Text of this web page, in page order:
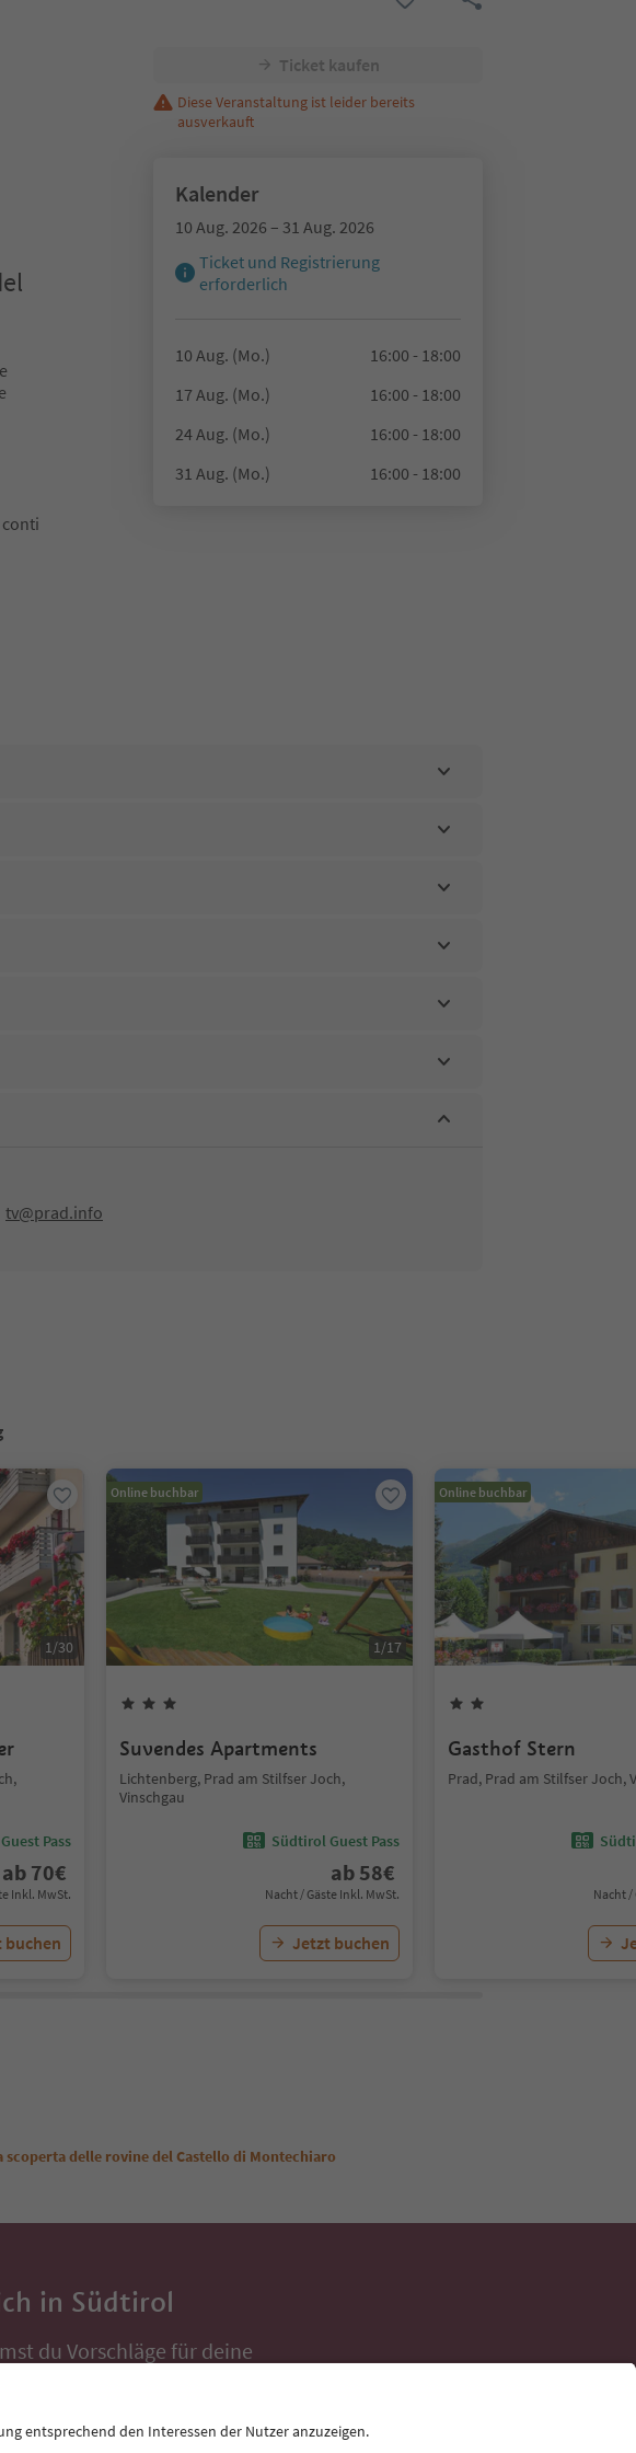
Ticket kaufen
Diese Veranstaltung ist leider bereits
ausverkauft
Kalender
10 Aug. 2026 – 31 Aug. 2026
Ticket und Registrierung
erforderlich
10 Aug. (Mo.)
16:00 - 18:00
17 Aug. (Mo.)
16:00 - 18:00
24 Aug. (Mo.)
16:00 - 18:00
31 Aug. (Mo.)
16:00 - 18:00
tv@prad.info
1/30
Pass
ab 70€
Inkl. MwSt.
buchen
Online buchbar
1/17
Suvendes Apartments
Lichtenberg, Prad am Stilfser Joch,
Vinschgau
Südtirol Guest Pass
ab 58€
Nacht / Gäste Inkl. MwSt.
Jetzt buchen
Online buchbar
Gasthof Stern
Prad, Prad am Stilfser Joch,
Nacht /
scoperta delle rovine del Castello di Montechiaro
in Südtirol
du Vorschläge für deine